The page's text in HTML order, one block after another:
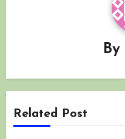
By
Related Post